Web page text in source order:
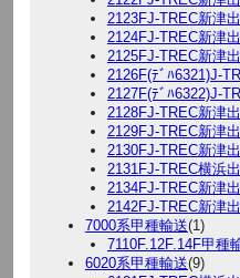
2123FJ-TREC新津
2124FJ-TREC新津
2125FJ-TREC新津
2126F(ﾃﾞﾊ6321)J-
2127F(ﾃﾞﾊ6322)J-
2128FJ-TREC新津
2129FJ-TREC新津
2130FJ-TREC新津
2131FJ-TREC横浜
2134FJ-TREC新津
2142FJ-TREC新津
7000系甲種輸送(1)
7110F.12F.14F甲種
6020系甲種輸送(9)